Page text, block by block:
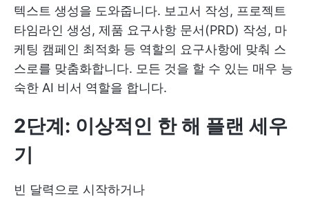
텍스트 생성을 도와줍니다. 보고서 작성, 프로젝트
타임라인 생성, 제품 요구사항 문서(PRD) 작성, 마
케팅 캠페인 최적화 등 역할의 요구사항에 맞춰 스
스로를 맞춤화합니다. 모든 것을 할 수 있는 매우 능
숙한 AI 비서 역할을 합니다.
2단계: 이상적인 한 해 플랜 세우
기
빈 달력으로 시작하거나